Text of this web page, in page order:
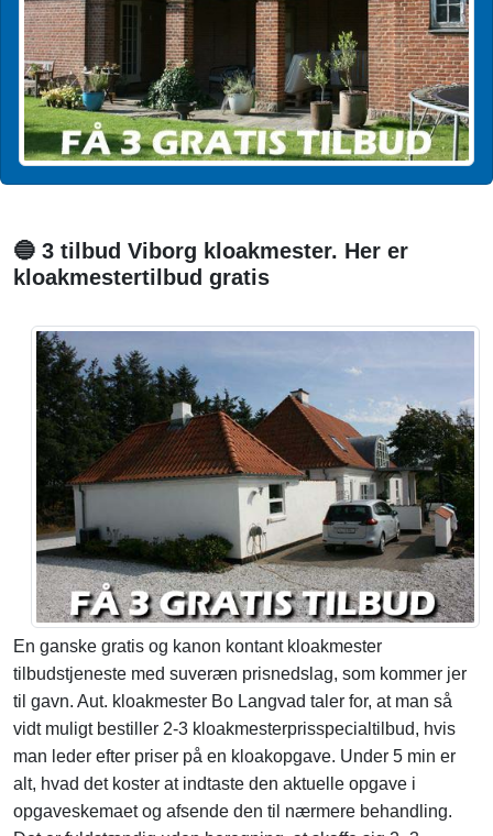
🔵 3 tilbud Viborg kloakmester. Her er
kloakmestertilbud gratis
En ganske gratis og kanon kontant kloakmester
tilbudstjeneste med suveræn prisnedslag, som kommer jer
til gavn. Aut. kloakmester Bo Langvad taler for, at man så
vidt muligt bestiller 2-3 kloakmesterprisspecialtilbud, hvis
man leder efter priser på en kloakopgave. Under 5 min er
alt, hvad det koster at indtaste den aktuelle opgave i
opgaveskemaet og afsende den til nærmere behandling.